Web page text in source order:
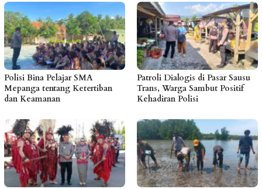
Polisi Bina Pelajar SMA
Mepanga tentang Ketertiban
dan Keamanan
Patroli Dialogis di Pasar Sausu
Trans, Warga Sambut Positif
Kehadiran Polisi